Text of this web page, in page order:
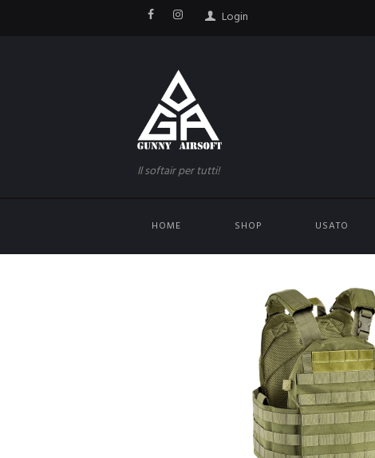
Login
Il softair per tutti!
HOME SHOP USATO